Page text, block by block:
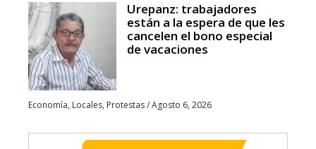
Urepanz: trabajadores
están a la espera de que les
cancelen el bono especial
de vacaciones
Economía, Locales, Protestas/Agosto 6, 2026